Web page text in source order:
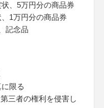
、5万円分の商品券
1万円分の商品券
記念品
限る
三者の権利を侵害し